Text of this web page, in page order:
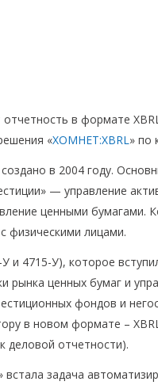
в формате
«ХОМНЕТ:XBRL» по
в 2004 году.
— управление
ценными бумагами.
физическими лицами.
и 4715-У), которое
рынка ценных бумаг и
фондов и
в новом формате –
деловой отчетности).
задача